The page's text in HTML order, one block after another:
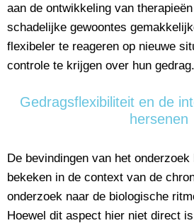
aan de ontwikkeling van
schadelijke gewoontes
flexibeler te reageren op nieuwe
controle te krijgen over hun gedrag.
Gedragsflexibiliteit en de
hersenen
De bevindingen van het
bekeken in de context van de
onderzoek naar de biologische
Hoewel dit aspect hier niet direct